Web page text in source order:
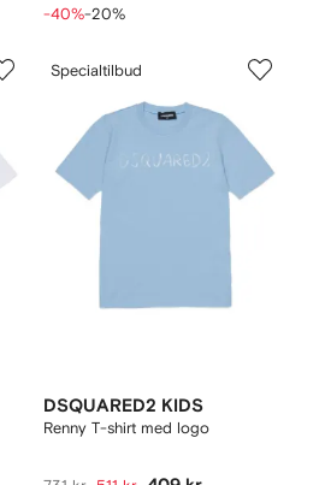
-40%-20%
Specialtilbud
DSQUARED2 KIDS
Renny T-shirt med logo